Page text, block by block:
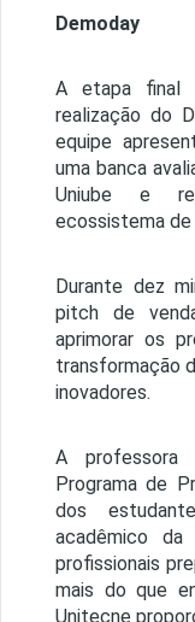
Demoday
A etapa final
realização do
equipe
uma banca
Uniube e
ecossistema de
Durante dez
pitch de
aprimorar os
transformação
inovadores.
A professora
Programa de
dos
acadêmico da
profissionais
mais do que
Unitecne